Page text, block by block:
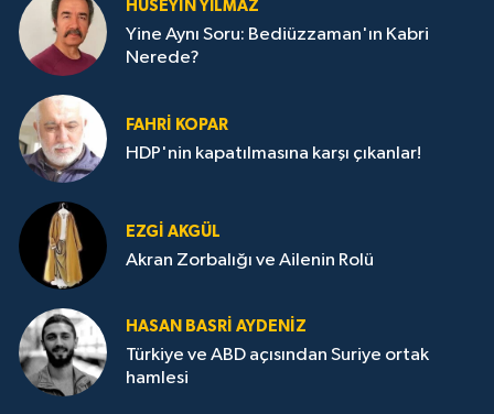
HÜSEYIN YILMAZ
Yine Aynı Soru: Bediüzzaman'ın Kabri
Nerede?
FAHRI KOPAR
HDP'nin kapatılmasına karşı çıkanlar!
EZGI AKGÜL
Akran Zorbalığı ve Ailenin Rolü
HASAN BASRI AYDENIZ
Türkiye ve ABD açısından Suriye ortak
hamlesi